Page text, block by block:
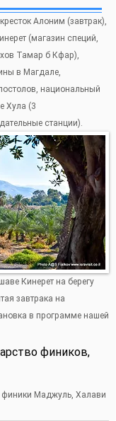
Алоним (завтрак),
(магазин специй,
Тамар б Кфар),
в Магдале,
национальный
Хула (3
станции).
Кинерет на берегу
завтрака на
в программе нашей
фиников,
Маджуль, Халави